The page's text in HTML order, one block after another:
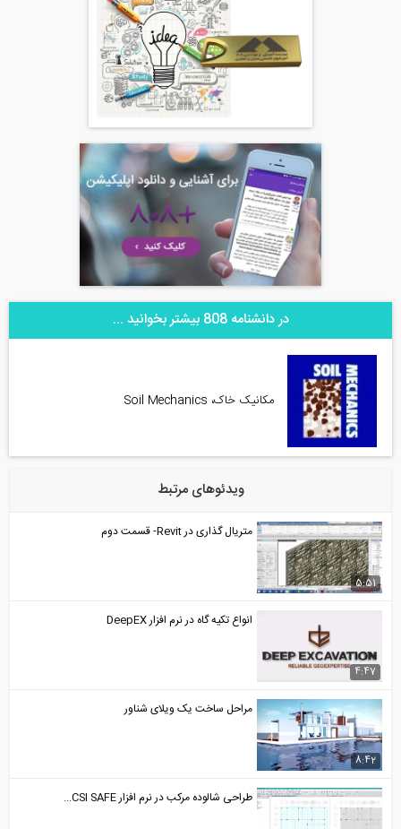
در دانشنامه 808 بیشتر بخوانید ...
مکانیک خاک، Soil Mechanics
ویدئوهای مرتبط
5:51
متریال گذاری در Revit- قسمت دوم
4:47
انواع تکیه گاه در نرم افزار DeepEX
8:42
مراحل ساخت یک ویلای شناور
طراحی شالوده مرکب در نرم افزار CSI SAFE...